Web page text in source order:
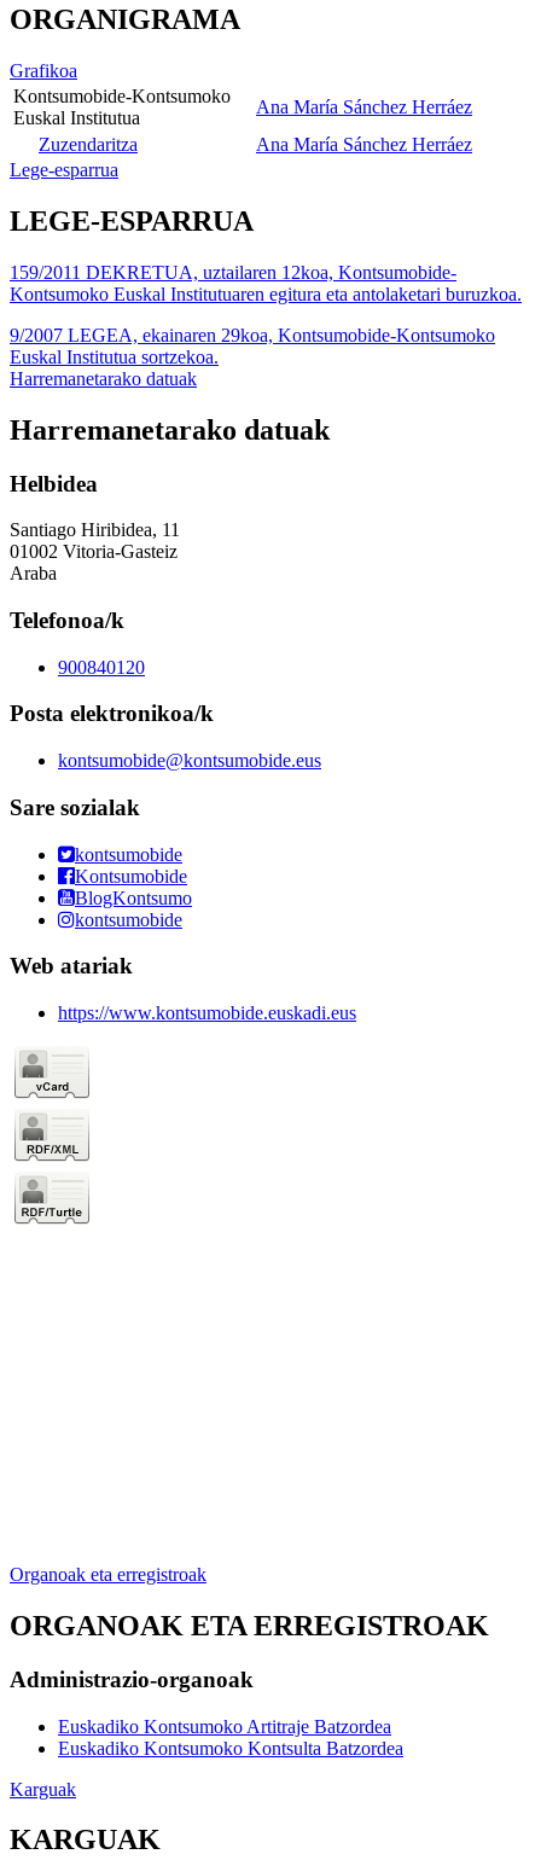
ORGANIGRAMA
Grafikoa
Kontsumobide-Kontsumoko
Euskal Institutua
Ana María Sánchez Herráez
Zuzendaritza
Ana María Sánchez Herráez
Lege-esparrua
LEGE-ESPARRUA
159/2011 DEKRETUA, uztailaren 12koa, Kontsumobide-
Kontsumoko Euskal Institutuaren egitura eta antolaketari buruzkoa.
9/2007 LEGEA, ekainaren 29koa, Kontsumobide-Kontsumoko
Euskal Institutua sortzekoa.
Harremanetarako datuak
Harremanetarako datuak
Helbidea
Santiago Hiribidea, 11
01002 Vitoria-Gasteiz
Araba
Telefonoa/k
900840120
Posta elektronikoa/k
kontsumobide@kontsumobide.eus
Sare sozialak
kontsumobide
Kontsumobide
BlogKontsumo
kontsumobide
Web atariak
https://www.kontsumobide.euskadi.eus
Organoak eta erregistroak
ORGANOAK ETA ERREGISTROAK
Administrazio-organoak
Euskadiko Kontsumoko Artitraje Batzordea
Euskadiko Kontsumoko Kontsulta Batzordea
Karguak
KARGUAK